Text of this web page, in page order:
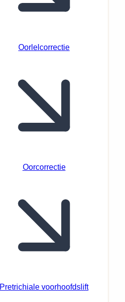
Oorlelcorrectie
Oorcorrectie
Pretrichiale voorhoofdslift